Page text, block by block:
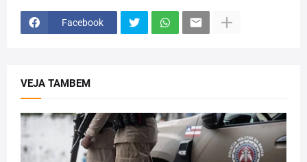
Facebook
VEJA TAMBEM